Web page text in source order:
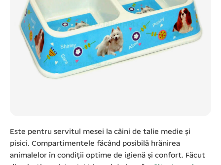
Este pentru servitul mesei la câini de talie medie și
pisici. Compartimentele făcând posibilă hrănirea
animalelor în condiții optime de igienă și confort. Făcut